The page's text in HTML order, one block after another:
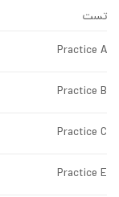
تست
Practice A
Practice B
Practice C
Practice E